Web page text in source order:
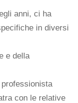
anni, ci ha
in diversi
e della
con le relative